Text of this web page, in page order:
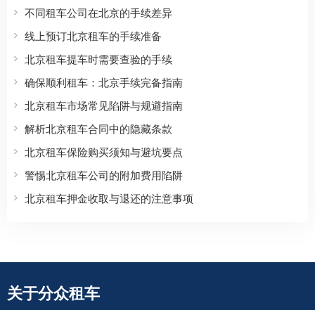
不同租车公司在北京的手续差异
线上预订北京租车的手续准备
北京租车提车时需要查验的手续
确保顺利租车：北京手续完备指南
北京租车市场常见陷阱与规避指南
解析北京租车合同中的隐藏条款
北京租车保险购买须知与避坑要点
警惕北京租车公司的附加费用陷阱
北京租车押金收取与退还的注意事项
关于分众租车